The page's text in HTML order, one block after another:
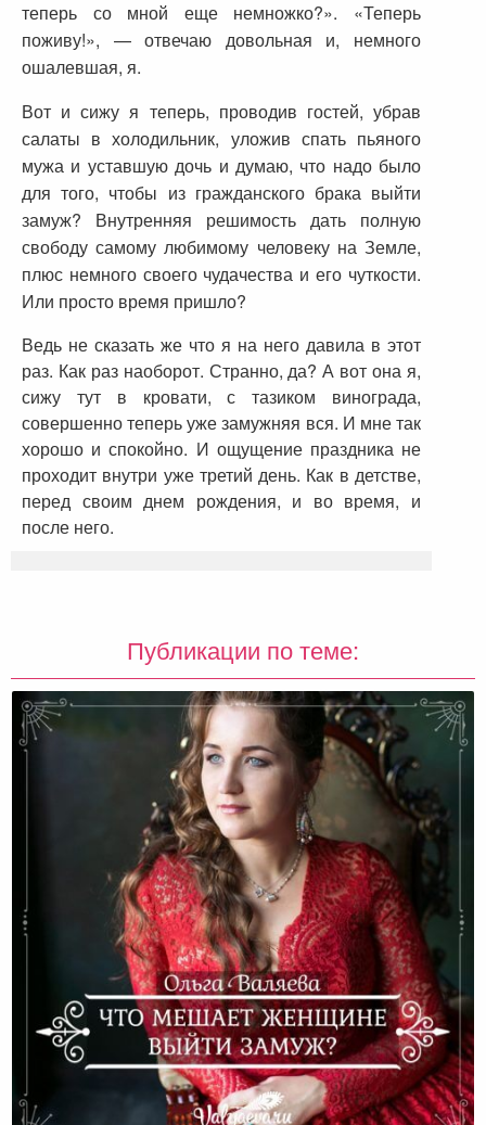
теперь со мной еще немножко?». «Теперь
поживу!», — отвечаю довольная и, немного
ошалевшая, я.
Вот и сижу я теперь, проводив гостей, убрав
салаты в холодильник, уложив спать пьяного
мужа и уставшую дочь и думаю, что надо было
для того, чтобы из гражданского брака выйти
замуж? Внутренняя решимость дать полную
свободу самому любимому человеку на Земле,
плюс немного своего чудачества и его чуткости.
Или просто время пришло?
Ведь не сказать же что я на него давила в этот
раз. Как раз наоборот. Странно, да? А вот она я,
сижу тут в кровати, с тазиком винограда,
совершенно теперь уже замужняя вся. И мне так
хорошо и спокойно. И ощущение праздника не
проходит внутри уже третий день. Как в детстве,
перед своим днем рождения, и во время, и
после него.
Публикации по теме: